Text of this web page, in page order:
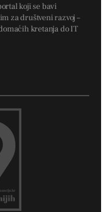
koji se bavi
za društveni razvoj –
kretanja do IT